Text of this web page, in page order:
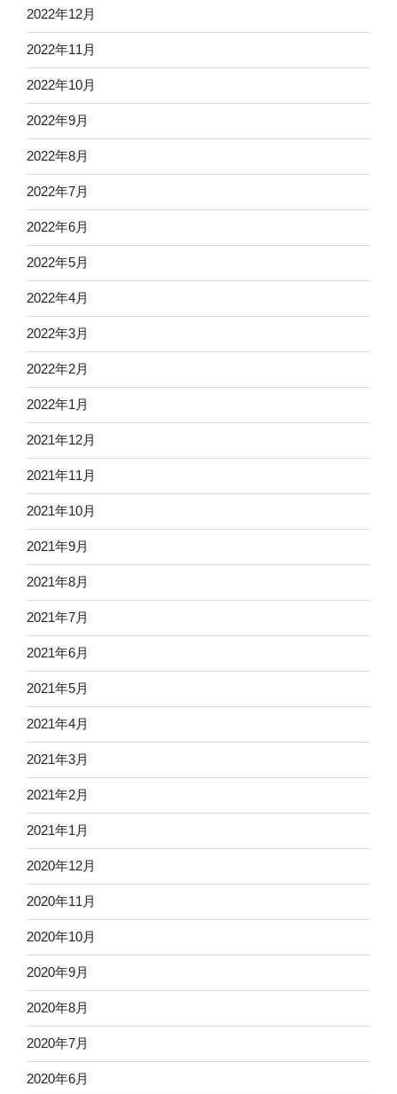
2022年12月
2022年11月
2022年10月
2022年9月
2022年8月
2022年7月
2022年6月
2022年5月
2022年4月
2022年3月
2022年2月
2022年1月
2021年12月
2021年11月
2021年10月
2021年9月
2021年8月
2021年7月
2021年6月
2021年5月
2021年4月
2021年3月
2021年2月
2021年1月
2020年12月
2020年11月
2020年10月
2020年9月
2020年8月
2020年7月
2020年6月